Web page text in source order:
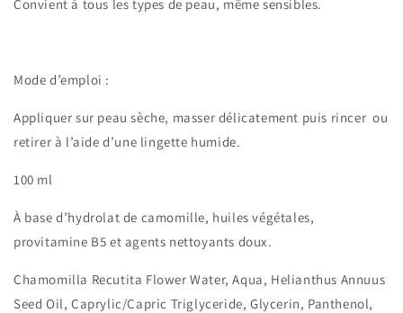
Convient à tous les types de peau, même sensibles.
Mode d’emploi :
Appliquer sur peau sèche, masser délicatement puis rincer ou
retirer à l’aide d’une lingette humide.
100 ml
À base d’hydrolat de camomille, huiles végétales,
provitamine B5 et agents nettoyants doux.
Chamomilla Recutita Flower Water, Aqua, Helianthus Annuus
Seed Oil, Caprylic/Capric Triglyceride, Glycerin, Panthenol,